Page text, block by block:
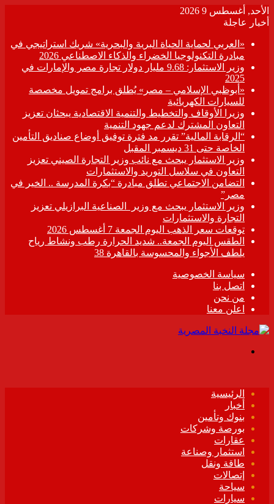
الأحد, أغسطس 9 2026
أخبار عاجلة
«العربي لحماية الحياة البرية والبحرية» شريك استراتيجي في
مبادرة التكنولوجيا الخضراء والذكاء الاصطناعي 2026
وزير الاستثمار: 9.68 مليار دولار تجارة مصر والإمارات في
2025
«أبوظبي الإسلامي – مصر» يُطلق برامج تمويل مخصصة
للسيارات الكهربائية
وزيرا الأوقاف والتخطيط والتنمية الاقتصادية يبحثان تعزيز
التعاون المشترك لدعم جهود التنمية
“الرقابة المالية” تقرر مد فترة توفيق أوضاع صناديق التأمين
الخاصة حتى 31 ديسمبر المقبل
وزير الاستثمار يبحث مع نائب وزير التجارة الصيني تعزيز
التعاون في سلاسل التوريد والاستثمارات
التضامن الاجتماعي تطلق مبادرة “بكرة المدرسة .. الخير في
مصر”
وزير الاستثمار يبحث مع وزير الصناعية البرازيلي تعزيز
التجارة والاستثمارات
توقعات سعر الذهب اليوم الجمعة 7 أغسطس 2026
الطقس اليوم الجمعة.. شديد الحرارة رطب ونشاط رياح
يلطف الأجواء والمحسوسة بالقاهرة 38
سياسة الخصوصية
اتصل بنا
من نحن
اعلن معنا
الرئيسية
أخبار
بنوك وتأمين
بورصة وشركات
عقارات
استثمار وصناعة
طاقة ونقل
إتصالات
سياحة
سيارات